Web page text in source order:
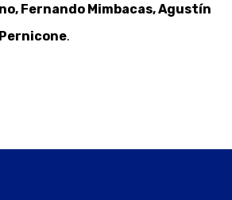
Fernando Mimbacas, Agustín
.